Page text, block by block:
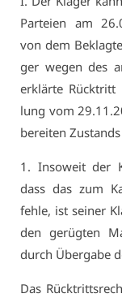
Par­tei­en am
von dem
ger we­gen des
er­klär­te
lung vom
be­rei­ten
1. In­so­weit der
dass das zum
feh­le, ist sei­ner
den ge­rüg­ten
durch Über­ga­be
Das